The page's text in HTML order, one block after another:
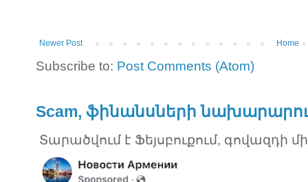
Newer Post Home
Subscribe to: Post Comments (Atom)
Scam, ֆինանսների
Տարածվում է Ֆեյսբուքում, գովազդի